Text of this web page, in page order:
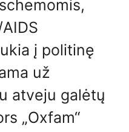
į politinę
už
atveju galėtų
„Oxfam“